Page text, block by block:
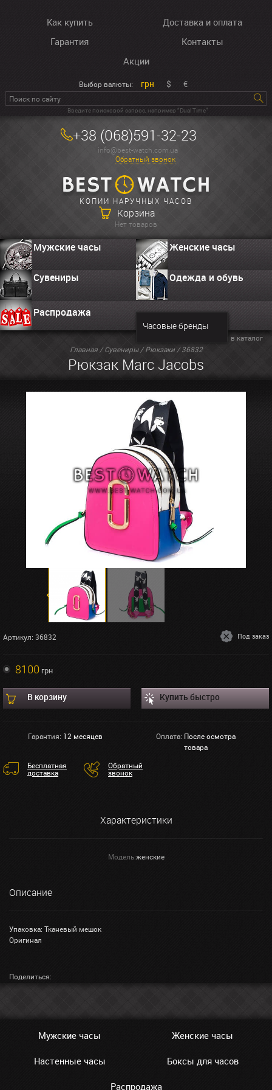
Как купить
Доставка и оплата
Гарантия
Контакты
Акции
Выбор валюты: грн $ €
Введите поисковой запрос, например “Dual Time”
+38 (068)591-32-23
info@best-watch.com.ua
Обратный звонок
КОПИИ НАРУЧНЫХ ЧАСОВ
Корзина
Нет товаров
Мужские часы Женские часы
Сувениры Одежда и обувь
Распродажа
Часовые бренды
Главная/Сувениры/Рюкзаки/ 36832
Рюкзак Marc Jacobs
Вернуться в каталог
Артикул: 36832 Под заказ
8100грн
В корзину Купить быстро
Гарантия: 12 месяцев Оплата: После осмотра
товара
Бесплатная
доставка
Обратный
звонок
Характеристики
Модель:женские
Описание
Упаковка: Тканевый мешок
Оригинал
Поделиться:
Мужские часы Женские часы
Настенные часы Боксы для часов
Распродажа